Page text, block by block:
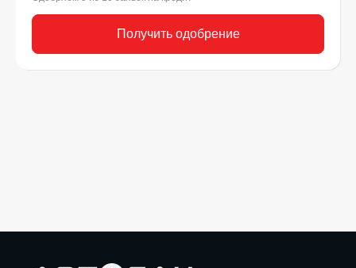
Получить одобрение